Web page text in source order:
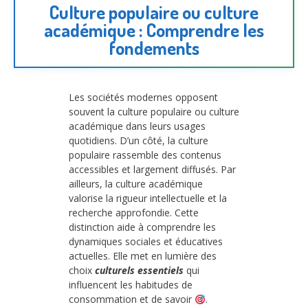
Culture populaire ou culture
académique : Comprendre les
fondements
Les sociétés modernes opposent
souvent la culture populaire ou culture
académique dans leurs usages
quotidiens. D’un côté, la culture
populaire rassemble des contenus
accessibles et largement diffusés. Par
ailleurs, la culture académique
valorise la rigueur intellectuelle et la
recherche approfondie. Cette
distinction aide à comprendre les
dynamiques sociales et éducatives
actuelles. Elle met en lumière des
choix culturels essentiels qui
influencent les habitudes de
consommation et de savoir
.